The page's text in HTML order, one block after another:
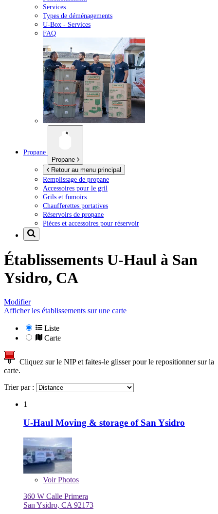
Services
Types de déménagements
U-Box - Services
FAQ
Propane
Propane
Retour au menu principal
Remplissage de propane
Accessoires pour le gril
Grils et fumoirs
Chaufferettes portatives
Réservoirs de propane
Pièces et accessoires pour réservoir
Établissements U-Haul à San
Ysidro, CA
Modifier
Afficher les établissements sur une carte
Liste
Carte
Cliquez sur le NIP et faites-le glisser pour le repositionner sur la
carte.
Trier par :
1
U-Haul Moving & storage of San Ysidro
VoirPhotos
360 W Calle Primera
San Ysidro, CA 92173